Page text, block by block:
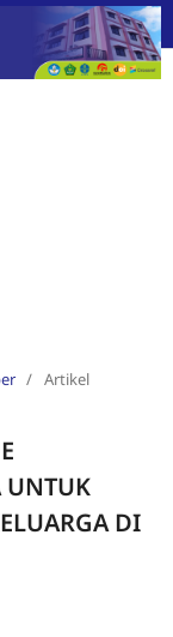
/ Artikel
UNTUK
DI